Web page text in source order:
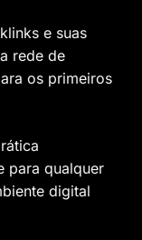
e suas
rede de
os primeiros
para qualquer
digital